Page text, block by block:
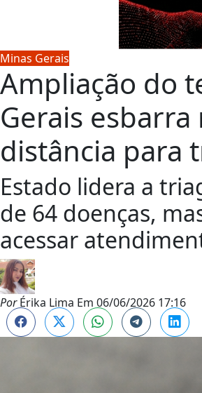
Minas Gerais
Ampliação do
Gerais
distância para
Estado lidera a
de 64 doenças,
acessar
PorÉrika Lima Em 06/06/2026 17:16